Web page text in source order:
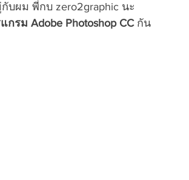
บผม พี่กบ zero2graphic นะ
กรม Adobe Photoshop CC กัน